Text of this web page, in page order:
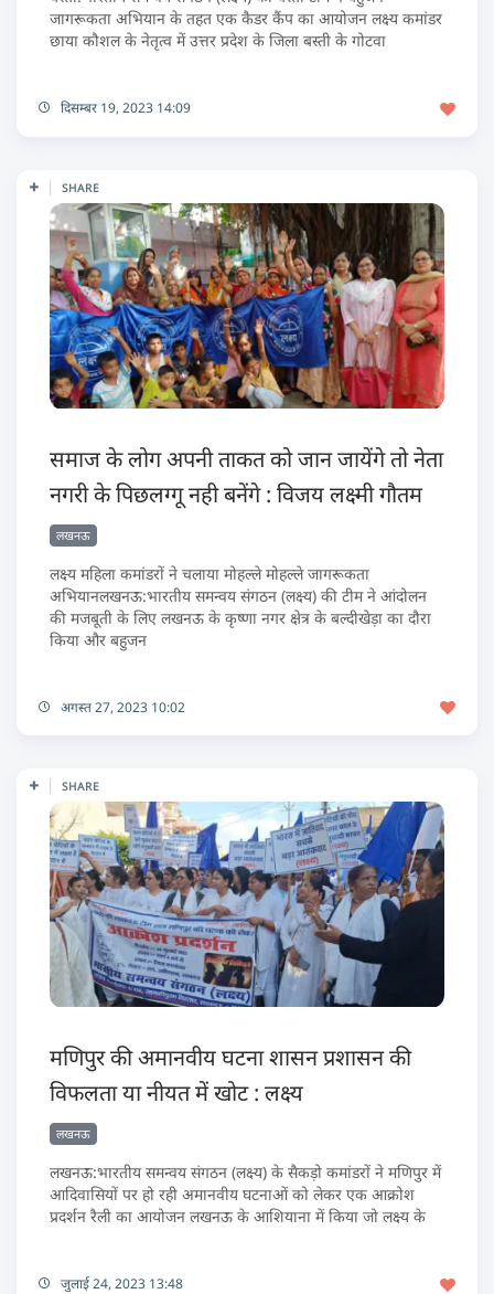
जागरूकता अभियान के तहत एक कैडर कैंप का आयोजन लक्ष्य कमांडर
छाया कौशल के नेतृत्व में उत्तर प्रदेश के जिला बस्ती के गोटवा
दिसम्बर 19, 2023 14:09
SHARE
समाज के लोग अपनी ताकत को जान जायेंगे तो नेता
नगरी के पिछलग्गू नही बनेंगे : विजय लक्ष्मी गौतम
लखनऊ
लक्ष्य महिला कमांडरों ने चलाया मोहल्ले मोहल्ले जागरूकता
अभियानलखनऊ:भारतीय समन्वय संगठन (लक्ष्य) की टीम ने आंदोलन
की मजबूती के लिए लखनऊ के कृष्णा नगर क्षेत्र के बल्दीखेड़ा का दौरा
किया और बहुजन
अगस्त 27, 2023 10:02
SHARE
मणिपुर की अमानवीय घटना शासन प्रशासन की
विफलता या नीयत में खोट : लक्ष्य
लखनऊ
लखनऊ:भारतीय समन्वय संगठन (लक्ष्य) के सैकड़ो कमांडरों ने मणिपुर में
आदिवासियों पर हो रही अमानवीय घटनाओं को लेकर एक आक्रोश
प्रदर्शन रैली का आयोजन लखनऊ के आशियाना में किया जो लक्ष्य के
जुलाई 24, 2023 13:48